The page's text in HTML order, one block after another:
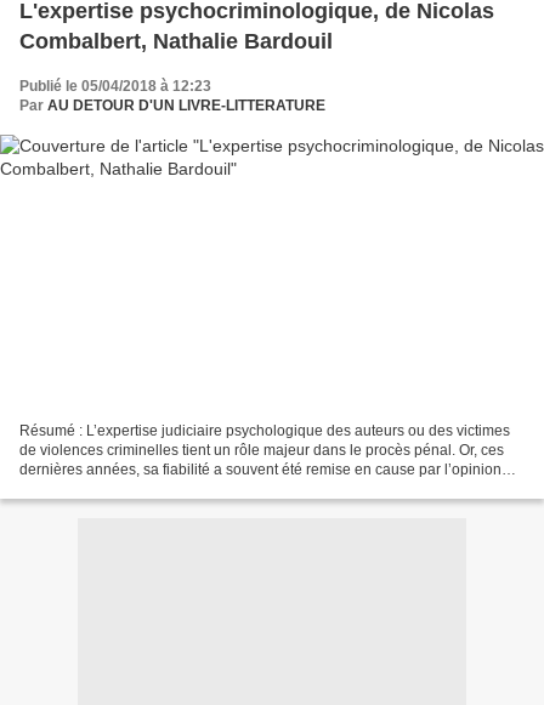
L'expertise psychocriminologique, de Nicolas
Combalbert, Nathalie Bardouil
Publié le 05/04/2018 à 12:23
Par AU DETOUR D'UN LIVRE-LITTERATURE
Résumé : L’expertise judiciaire psychologique des auteurs ou des victimes
de violences criminelles tient un rôle majeur dans le procès pénal. Or, ces
dernières années, sa fiabilité a souvent été remise en cause par l’opinion